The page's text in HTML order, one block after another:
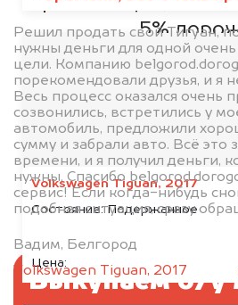
Volkswagen Tiguan, 2017
Состояние:Подержанное
Цена:
Решил продать свой Тигуан,
нужны деньги для одной
цели. Компанию
порекомендовали друзья, и я
Весь процесс оказался очень
созвонились, встретились у
автомобиль, предложили
сумму и забрали авто. Всё это
времени, и я получил деньги,
нужны. Спасибо
сервис! Если когда-нибудь
подобная ситуация, сразу
Вадим, Белгород
Volkswagen Tiguan, 2017
5%
Выкупаем б/у